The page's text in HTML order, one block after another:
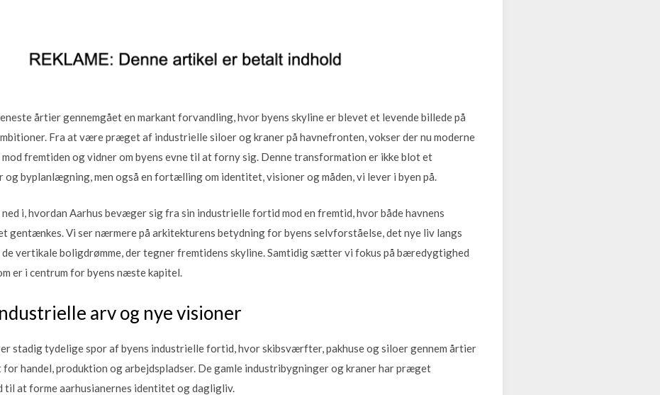
årtier gennemgået en markant forvandling, hvor byens skyline er blevet et levende billede på
Fra at være præget af industrielle siloer og kraner på havnefronten, vokser der nu moderne
mod fremtiden og vidner om byens evne til at forny sig. Denne transformation er ikke blot et
og byplanlægning, men også en fortælling om identitet, visioner og måden, vi lever i byen på.
i, hvordan Aarhus bevæger sig fra sin industrielle fortid mod en fremtid, hvor både havnens
gentænkes. Vi ser nærmere på arkitekturens betydning for byens selvforståelse, det nye liv langs
de vertikale boligdrømme, der tegner fremtidens skyline. Samtidig sætter vi fokus på bæredygtighed
er i centrum for byens næste kapitel.
arv og nye visioner
stadig tydelige spor af byens industrielle fortid, hvor skibsværfter, pakhuse og siloer gennem årtier
handel, produktion og arbejdspladser. De gamle industribygninger og kraner har præget
at forme aarhusianernes identitet og dagligliv.